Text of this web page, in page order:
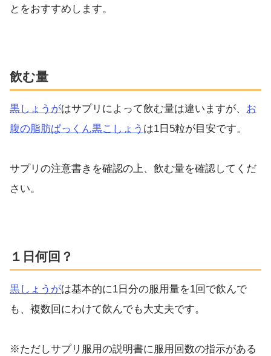
とをおすすめします。
飲む量
黒しょうがはサプリによって飲む量は違いますが、 お
腹の脂肪ぱっくん黒こしょう は1日5粒が目安です。
サプリの注意書きを確認の上、飲む量を確認してくだ
さい。
１日何回？
黒しょうがは基本的に1日分の服用量を1回で飲んで
も、複数回にわけて飲んでも大丈夫です。
※ただしサプリ服用の説明書に服用回数の指示がある